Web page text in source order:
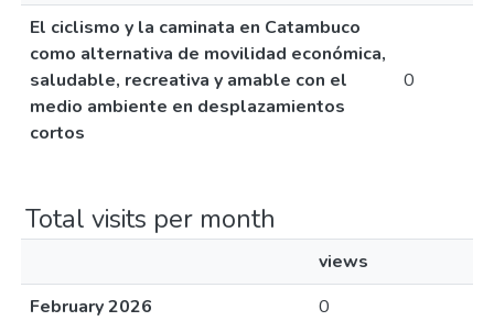
El ciclismo y la caminata en Catambuco
como alternativa de movilidad económica,
saludable, recreativa y amable con el
medio ambiente en desplazamientos
cortos
0
Total visits per month
views
February 2026
0